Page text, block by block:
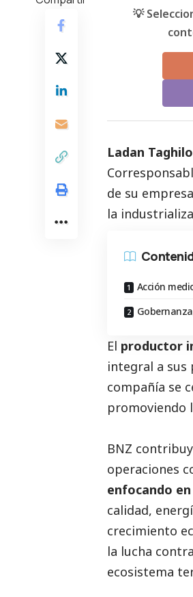
💡
Ladan
de su
la
Acción
El productor
integral a sus
compañía se
promoviendo
BNZ
operaciones
enfocando
calidad,
crecimiento
la lucha
ecosistema